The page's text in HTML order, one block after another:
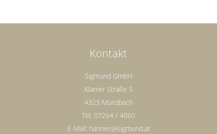
Kontakt
Sigmund GmbH
Klamer Straße 5
4323 Münzbach
Tel. 07264 / 4060
E-Mail: hannes@sigmund.at